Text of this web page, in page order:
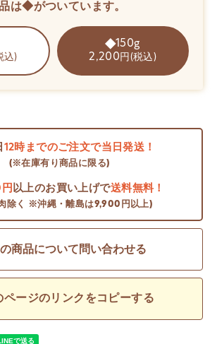
は◆がついています。
込)
150g
2,200 円(税込)
12時までのご注文で当日発送！
(※在庫有り商品に限る)
以上のお買い上げで送料無料！
除く ※沖縄・離島は9,900円以上)
商品について問い合わせる
ページのリンクをコピーする